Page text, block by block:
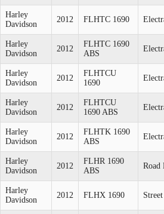
Harley
Davidson
2012 FLHTC 1690
Harley
Davidson
2012
FLHTC 1690
ABS
Harley
Davidson
2012
FLHTCU
1690
Harley
Davidson
2012
FLHTCU
1690 ABS
Harley
Davidson
2012
FLHTK 1690
ABS
Harley
Davidson
2012
FLHR 1690
ABS
Road
Harley
Davidson
2012 FLHX 1690